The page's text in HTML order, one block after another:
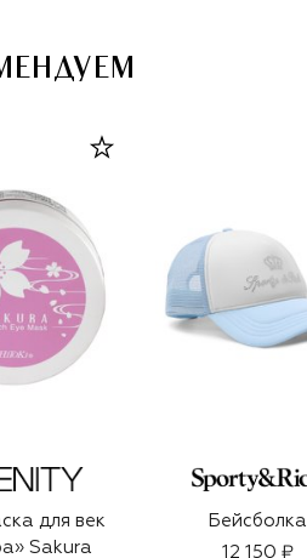
для век
Sakura
Бейсболка
12 150 ₽